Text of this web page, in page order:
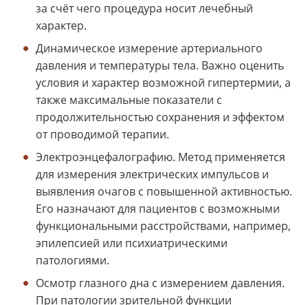
за счёт чего процедура носит лечебный
характер.
Динамическое измерение артериального
давления и температуры тела. Важно оценить
условия и характер возможной гипертермии, а
также максимальные показатели с
продолжительностью сохранения и эффектом
от проводимой терапии.
Электроэнцефалографию. Метод применяется
для измерения электрических импульсов и
выявления очагов с повышенной активностью.
Его назначают для пациентов с возможными
функциональными расстройствами, например,
эпилепсией или психиатрическими
патологиями.
Осмотр глазного дна с измерением давления.
При патологии зрительной функции